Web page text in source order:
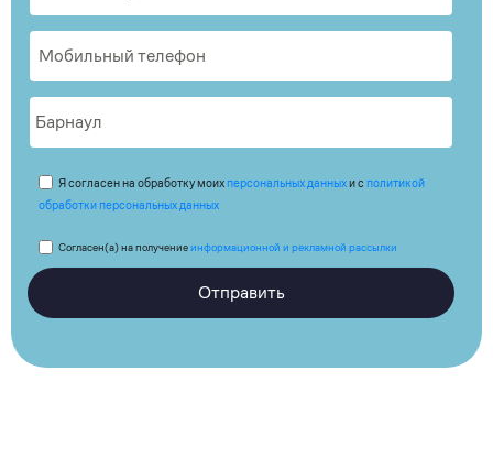
Я согласен на обработку моих персональных данныхи с политикой
обработки персональных данных
Согласен(а) на получениеинформационной и рекламной рассылки
Отправить